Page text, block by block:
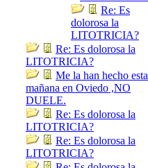
Re: Es
dolorosa la
LITOTRICIA?
Re: Es dolorosa la
LITOTRICIA?
Me la han hecho esta
mañana en Oviedo ,NO
DUELE.
Re: Es dolorosa la
LITOTRICIA?
Re: Es dolorosa la
LITOTRICIA?